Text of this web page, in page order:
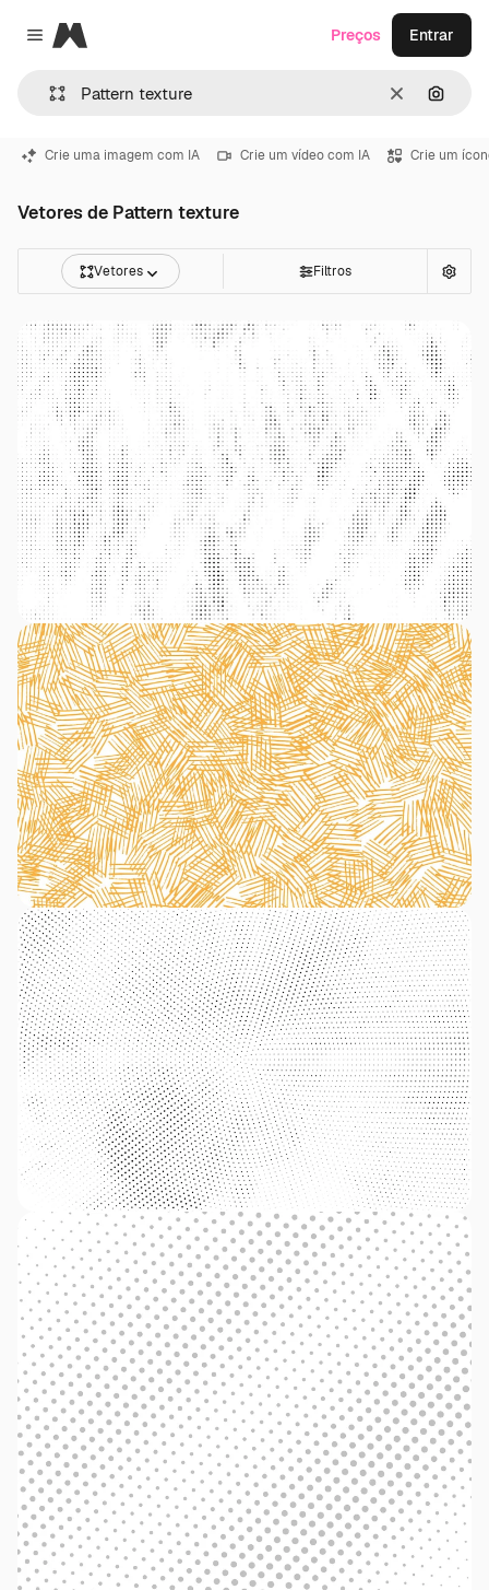
Close menu
Magnific
Limpar
Preços Entrar
Crie uma imagem com IA Crie um vídeo com IA Crie um
Vetores de Pattern texture
Vetores Filtros